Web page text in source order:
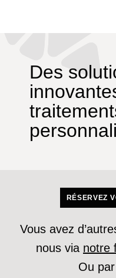
Des
RÉSERVEZ
Vous avez
nous via notre
Ou